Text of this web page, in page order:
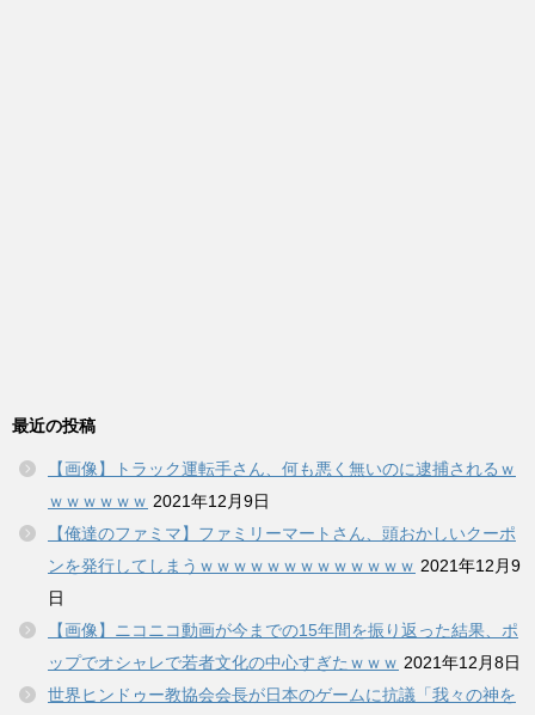
最近の投稿
【画像】トラック運転手さん、何も悪く無いのに逮捕されるｗ
ｗｗｗｗｗｗ 2021年12月9日
【俺達のファミマ】ファミリーマートさん、頭おかしいクーポ
ンを発行してしまうｗｗｗｗｗｗｗｗｗｗｗｗｗ 2021年12月9
日
【画像】ニコニコ動画が今までの15年間を振り返った結果、ポ
ップでオシャレで若者文化の中心すぎたｗｗｗ 2021年12月8日
世界ヒンドゥー教協会会長が日本のゲームに抗議「我々の神を